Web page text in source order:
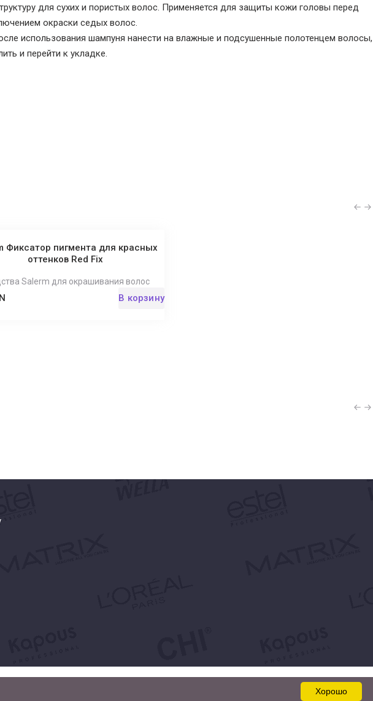
для сухих и пористых волос. Применяется для защиты кожи головы перед
окраски седых волос.
использования шампуня нанести на влажные и подсушенные полотенцем волосы,
и перейти к укладке.
Фиксатор пигмента для красных
оттенков Red Fix
Salerm для окрашивания волос
В корзину
Хорошо